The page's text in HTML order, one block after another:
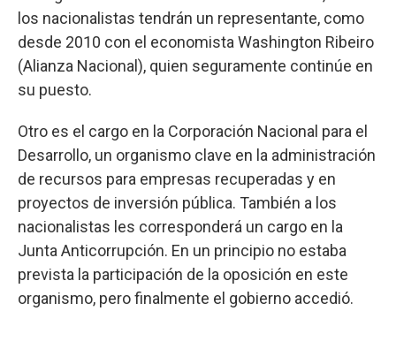
los nacionalistas tendrán un representante, como
desde 2010 con el economista Washington Ribeiro
(Alianza Nacional), quien seguramente continúe en
su puesto.
Otro es el cargo en la Corporación Nacional para el
Desarrollo, un organismo clave en la administración
de recursos para empresas recuperadas y en
proyectos de inversión pública. También a los
nacionalistas les corresponderá un cargo en la
Junta Anticorrupción. En un principio no estaba
prevista la participación de la oposición en este
organismo, pero finalmente el gobierno accedió.